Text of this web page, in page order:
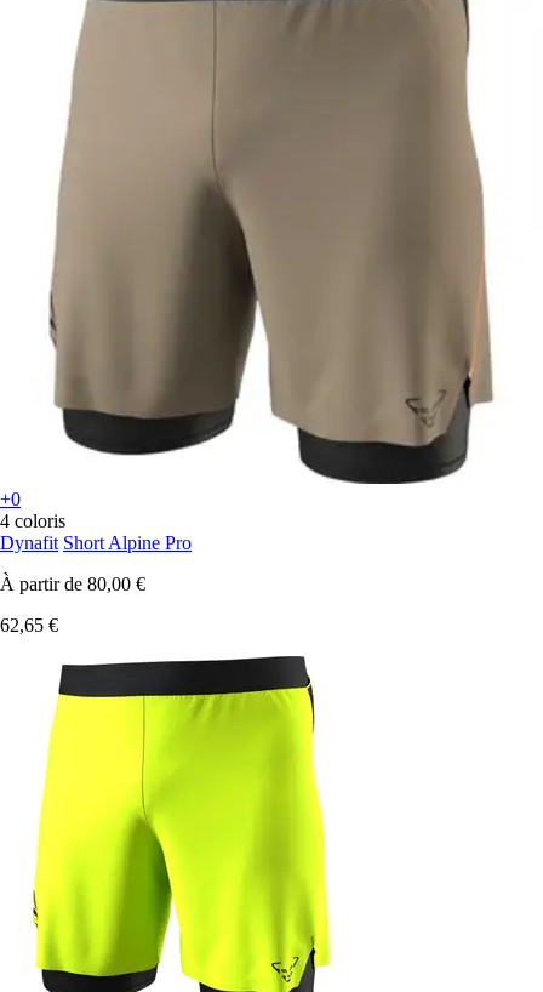
+0
4 coloris
Dynafit Short Alpine Pro
À partir de 80,00 €
62,65 €